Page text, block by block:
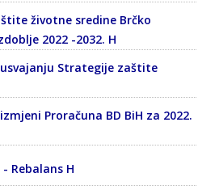
životne sredine Brčko
2022 -2032. H
usvajanju Strategije zaštite
Proračuna BD BiH za 2022.
Rebalans H